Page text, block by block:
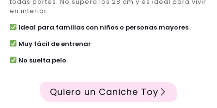
en interior.
Ideal para familias con niños o personas mayores
Muy fácil de entrenar
No suelta pelo
Quiero un Caniche Toy